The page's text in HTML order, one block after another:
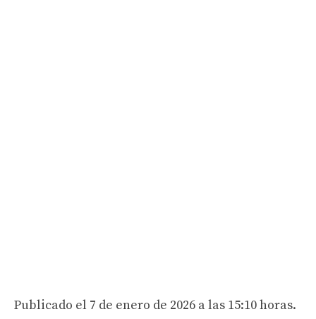
Publicado el 7 de enero de 2026 a las 15:10 horas.